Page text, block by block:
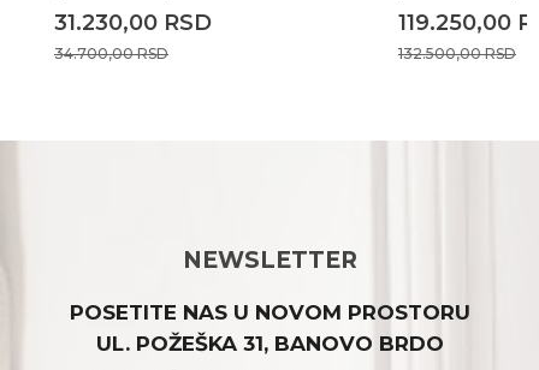
31.230,00 RSD
34.700,00RSD
119.250,00
132.500,00RSD
NEWSLETTER
POSETITE NAS U NOVOM PROSTORU
UL. POŽEŠKA 31, BANOVO BRDO